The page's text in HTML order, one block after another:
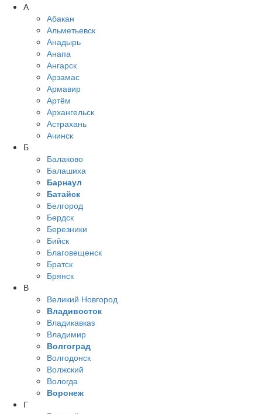
А
Абакан
Альметьевск
Анадырь
Анапа
Ангарск
Арзамас
Армавир
Артём
Архангельск
Астрахань
Ачинск
Б
Балаково
Балашиха
Барнаул
Батайск
Белгород
Бердск
Березники
Бийск
Благовещенск
Братск
Брянск
В
Великий Новгород
Владивосток
Владикавказ
Владимир
Волгоград
Волгодонск
Волжский
Вологда
Воронеж
Г